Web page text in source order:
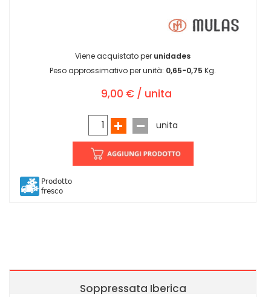
Viene acquistato per unidades
Peso approssimativo per unità: 0,65-0,75 Kg.
9,00 € / unita
unita
Prodotto
fresco
Soppressata Iberica